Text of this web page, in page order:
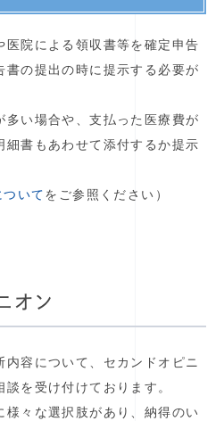
医院による領収書等を確定申告
書の提出の時に提示する必要が
多い場合や、支払った医療費が
細書もあわせて添付するか提示
いてをご参照ください）
オン
内容について、セカンドオピニ
を受け付けております。
様々な選択肢があり、納得のい